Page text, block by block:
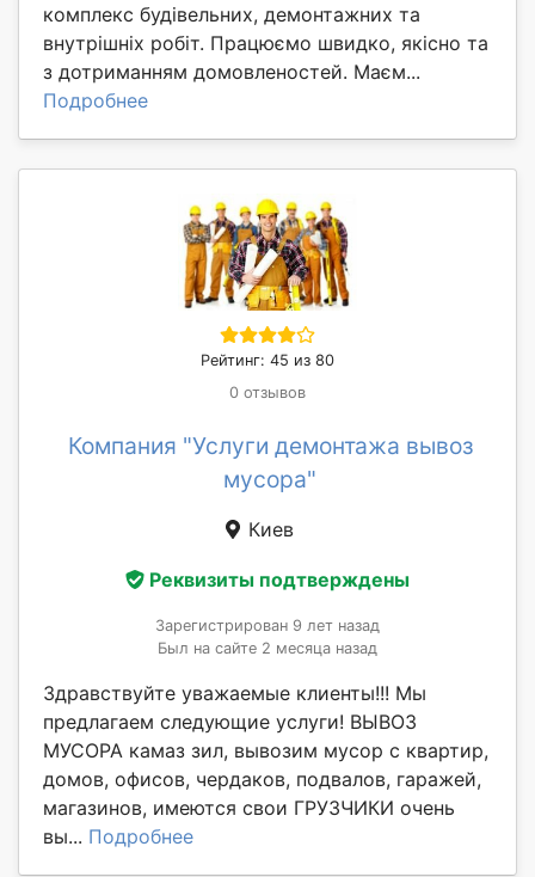
комплекс будівельних, демонтажних та
внутрішніх робіт. Працюємо швидко, якісно та
з дотриманням домовленостей. Маєм...
Подробнее
Рейтинг: 45 из 80
0 отзывов
Компания "Услуги демонтажа вывоз
мусора"
Киев
Реквизиты подтверждены
Зарегистрирован 9 лет назад
Был на сайте 2 месяца назад
Здравствуйте уважаемые клиенты!!! Мы
предлагаем следующие услуги! ВЫВОЗ
МУСОРА камаз зил, вывозим мусор с квартир,
домов, офисов, чердаков, подвалов, гаражей,
магазинов, имеются свои ГРУЗЧИКИ очень
вы... Подробнее